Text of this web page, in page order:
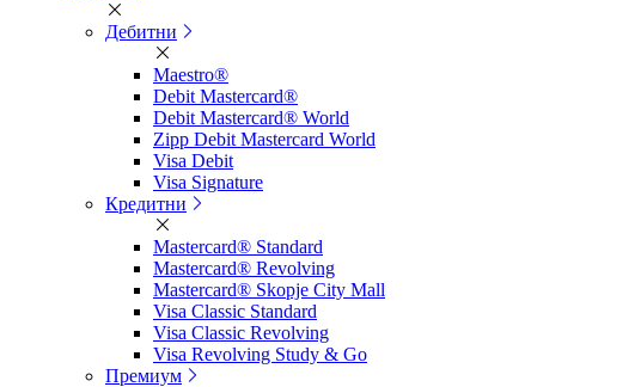
Дебитни
Maestro®
Debit Mastercard®
Debit Mastercard® World
Zipp Debit Mastercard World
Visa Debit
Visa Signature
Кредитни
Mastercard® Standard
Mastercard® Revolving
Mastercard® Skopje City Mall
Visa Classic Standard
Visa Classic Revolving
Visa Revolving Study & Go
Премиум